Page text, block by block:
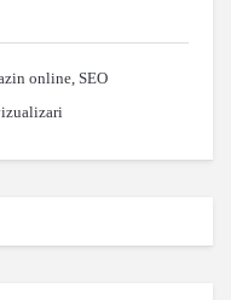
online, SEO